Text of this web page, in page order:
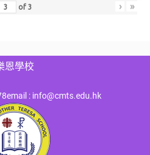
of3 › »
恩學校
email : info@cmts.edu.hk